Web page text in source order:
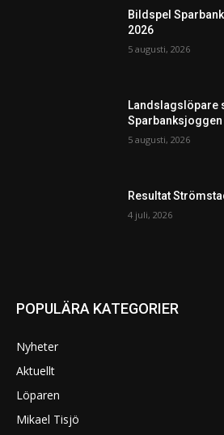
Bildspel
2026
5 augusti, 2026
Landslagslöpare
5 augusti, 2026
Resultat
4 juli, 2026
POPULÄRA KATEGORIER
Nyheter
Aktuellt
Löparen
Mikael Tisjö